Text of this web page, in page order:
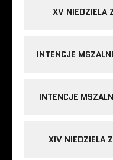
XV NIEDZIELA
INTENCJE
INTENCJE
XIV NIEDZIELA